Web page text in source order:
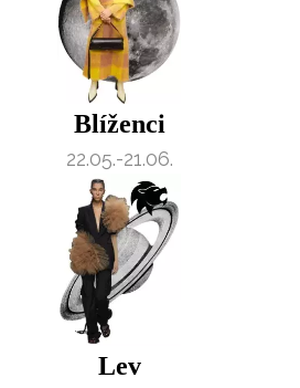
Blíženci
22.05.-21.06.
Lev